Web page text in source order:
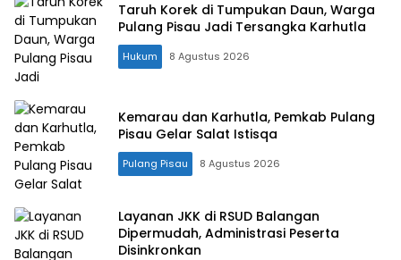
Taruh Korek di Tumpukan Daun, Warga
Pulang Pisau Jadi Tersangka Karhutla
Hukum 8 Agustus 2026
Kemarau dan Karhutla, Pemkab Pulang
Pisau Gelar Salat Istisqa
Pulang Pisau 8 Agustus 2026
Layanan JKK di RSUD Balangan
Dipermudah, Administrasi Peserta
Disinkronkan